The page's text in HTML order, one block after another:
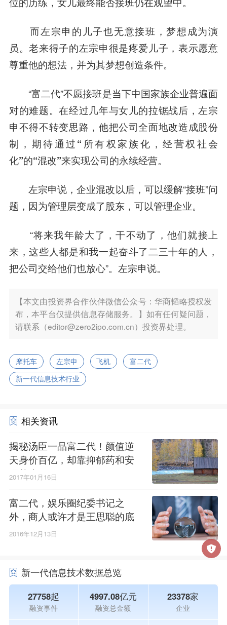
而左宗申的儿子也无意接班，梦想成为演
员。老来得子的左宗申很是疼爱儿子，表示愿意
尊重他的想法，并为其梦想创造条件。
“富二代”不愿接班是当下中国家族企业普遍面
对的难题。在经过几年与女儿的拉锯战后， 左宗
申不得不转变思路，他把公司全面地改造成股份
制，期待通过“所有权家族化，经营权社会
化”的“混改”来实现公司的永续经营。
左宗申说，企业混改以后，可以缓解“接班”问
题，因为管理层变成了股东，可以管理企业。
“将来我年龄大了，干不动了，他们就接上
来，这些人都是和我一起奋斗了二三十年的人，
把公司交给他们也放心”。左宗申说。
【本文由投资界合作伙伴微信公众号：华商韬略授权发
布，本平台仅提供信息存储服务。】如有任何疑问题，
请联系（editor@zero2ipo.com.cn）投资界处理。
摩托车 左宗申 飞机
富二代
新一代信息技术行业
相关资讯
揭秘汤臣一品富二代！颜值逆
天身价百亿，却靠抑郁药和安
眠药度日！
2017年01月16日
富二代，娱乐圈纪委书记之
外，商人或许才是王思聪的底
色
2016年12月13日
新一代信息技术数据总览
27758起
融资事件
4997.08亿元
融资总金额
23378家
企业